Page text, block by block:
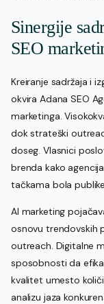
Sinergije
SEO
Kreiranje sadržaja i
okvira Adana SEO
marketinga.
dok strateški
doseg. Vlasnici
brenda kako
tačkama bola
AI marketing
osnovu trendovskih
outreach. Digitalne
sposobnosti da
kvalitet umesto
analizu jaza